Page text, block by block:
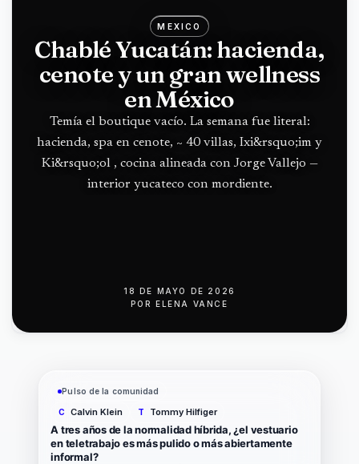
MEXICO
Chablé Yucatán: hacienda,
cenote y un gran wellness
en México
Temía el boutique vacío. La semana fue literal:
hacienda, spa en cenote, ~ 40 villas, Ixi&rsquo;im y
Ki&rsquo;ol , cocina alineada con Jorge Vallejo —
interior yucateco con mordiente.
18 DE MAYO DE 2026
POR ELENA VANCE
Pulso de la comunidad
C Calvin Klein T Tommy Hilfiger
A tres años de la normalidad híbrida, ¿el vestuario
en teletrabajo es más pulido o más abiertamente
informal?